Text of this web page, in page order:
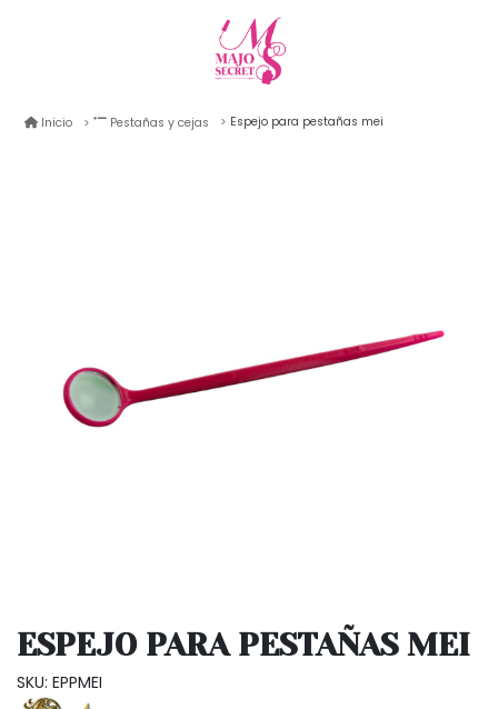
Inicio Pestañas y cejas Espejo para pestañas mei
ESPEJO PARA PESTAÑAS MEI
SKU: EPPMEI